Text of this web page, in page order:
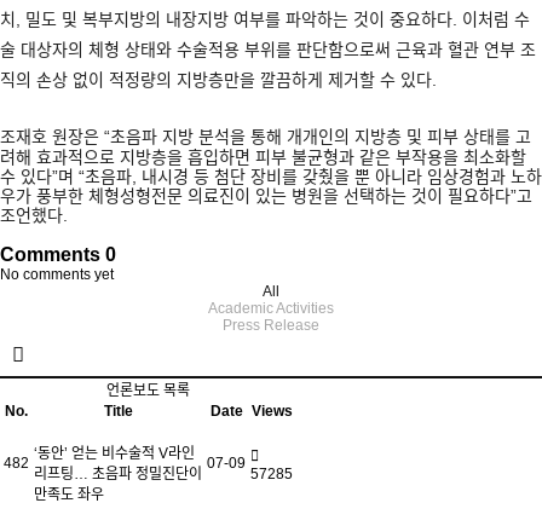
치
밀도 및 복부지방의 내장지방 여부를 파악하는 것이 중요하다 이처럼 수
술 대상자의 체형 상태와 수술적용 부위를 판단함으로써 근육과 혈관 연부 조
직의 손상 없이 적정량의 지방층만을 깔끔하게 제거할 수 있다
조재호 원장은 “초음파 지방 분석을 통해 개개인의 지방층 및 피부 상태를 고
려해 효과적으로 지방층을 흡입하면 피부 불균형과 같은 부작용을 최소화할
수 있다”며 “초음파 내시경 등 첨단 장비를 갖췄을 뿐 아니라 임상경험과 노하
우가 풍부한 체형성형전문 의료진이 있는 병원을 선택하는 것이 필요하다”고
조언했다
Comments 0
No comments yet
All
Academic Activities
Press Release
언론보도 목록
No.
Title Date Views
482
‘동안’ 얻는 비수술적 V라인
리프팅… 초음파 정밀진단이
만족도 좌우
07-09
57285